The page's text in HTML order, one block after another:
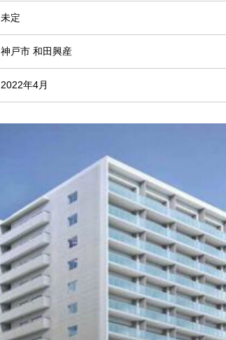
未定
神戸市 和田興産
2022年4月